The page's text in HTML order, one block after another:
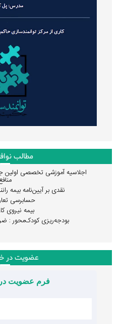
مطالب
اجلاسیه آموزشی تخصصی اولین
نقدی بر آیین‌نامه بیمه
حسابرسی
بیمه نیروی
بودجه‌ریزی کودک‌محور :
عضویت در
فرم عضویت در